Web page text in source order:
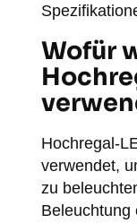
Wofür
Hochregal-
verwendet,
zu
Beleuchtung